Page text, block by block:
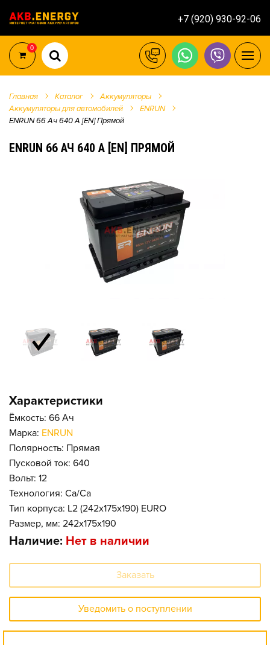
+7 (920) 930-92-06
0
Главная Каталог
Аккумуляторы
Аккумуляторы для автомобилей
ENRUN
ENRUN 66 Ач 640 А [EN] Прямой
ENRUN 66 АЧ 640 А [EN] ПРЯМОЙ
Характеристики
Ёмкость: 66 Ач
Марка: ENRUN
Полярность: Прямая
Пусковой ток: 640
Вольт: 12
Технология: Ca/Ca
Тип корпуса: L2 (242x175x190) EURO
Размер, мм: 242x175x190
Наличие: Нет в наличии
Заказать
Уведомить о поступлении